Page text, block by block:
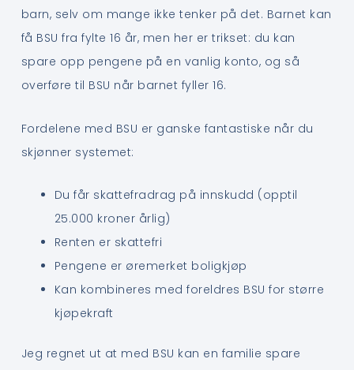
barn, selv om mange ikke tenker på det. Barnet kan
få BSU fra fylte 16 år, men her er trikset: du kan
spare opp pengene på en vanlig konto, og så
overføre til BSU når barnet fyller 16.
Fordelene med BSU er ganske fantastiske når du
skjønner systemet:
Du får skattefradrag på innskudd (opptil
25.000 kroner årlig)
Renten er skattefri
Pengene er øremerket boligkjøp
Kan kombineres med foreldres BSU for større
kjøpekraft
Jeg regnet ut at med BSU kan en familie spare